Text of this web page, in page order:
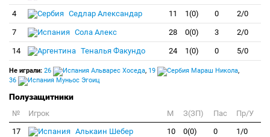
4 Седлар Александар 11 1(0) 0 2/0
7 Сола Алекс 28 0(0) 3 2/0
14 Теналья Факундо 24 1(0) 0 5/0
Не играли: 26 Альварес Хоседа, 19 Мараш Никола,
36
Муньос Эгоиц
Полузащитники
№ Игрок M З(ЗП) Пас
Пр/У
17
Алькаин Шебер 10 0(0) 0 1/0